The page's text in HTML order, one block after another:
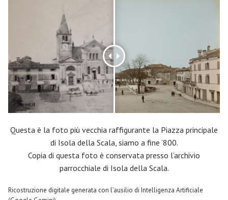
Questa è la foto più vecchia raffigurante la Piazza principale
di Isola della Scala, siamo a fine ‘800.
Copia di questa foto è conservata presso l’archivio
parrocchiale di Isola della Scala.
Ricostruzione digitale generata con l’ausilio di Intelligenza Artificiale